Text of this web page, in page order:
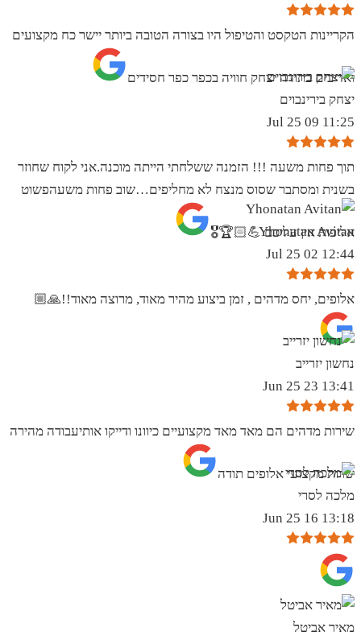
הקריינות הטקסט והטיפול היו בצורה הטובה ביותר יישר כח מקצועים
ואדיבים בתודה יצחק חוויה בכפר כפר חסידים
יצחק בירינבוים
11:25 09 Jul 25
תוך פחות משעה !!! הזמנה ששלחתי הייתה מוכנה.אני לקוח שחוזר
בשנית ומסתבר שסוס מנצח לא מחליפים…שוב פחות משעהפשוט
אליפות אין עליכם 💪🏻🏆🎖
Yhonatan Avitan
12:44 02 Jul 25
אלופים, יחס מדהים , זמן ביצוע מהיר מאוד, מרוצה מאוד!!🙏🏼
נחשון יזרייב
13:41 23 Jun 25
שירות מדהים הם מאד מאד מקצועיים כיוונו ודייקו אותיעבודה מהירה
שרות מקצועי אלופים תודה
מלכה לסרי
13:18 16 Jun 25
מאיר אביטל